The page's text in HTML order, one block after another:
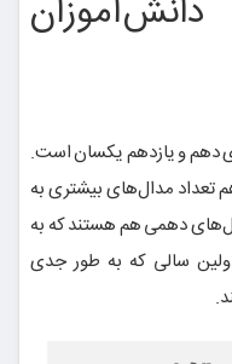
دهم و یازدهم یکسان است.
تعداد مدال‌های بیشتری به
دهمی هم هستند که به
سالی که به طور جدی